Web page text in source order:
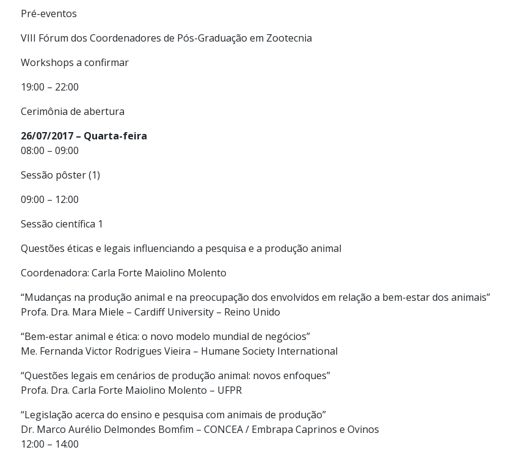
Pré-eventos
VIII Fórum dos Coordenadores de Pós-Graduação em Zootecnia
Workshops a confirmar
19:00 – 22:00
Cerimônia de abertura
26/07/2017 – Quarta-feira
08:00 – 09:00
Sessão pôster (1)
09:00 – 12:00
Sessão científica 1
Questões éticas e legais influenciando a pesquisa e a produção animal
Coordenadora: Carla Forte Maiolino Molento
“Mudanças na produção animal e na preocupação dos envolvidos em relação a bem-estar dos animais”
Profa. Dra. Mara Miele – Cardiff University – Reino Unido
“Bem-estar animal e ética: o novo modelo mundial de negócios”
Me. Fernanda Victor Rodrigues Vieira – Humane Society International
“Questões legais em cenários de produção animal: novos enfoques”
Profa. Dra. Carla Forte Maiolino Molento – UFPR
“Legislação acerca do ensino e pesquisa com animais de produção”
Dr. Marco Aurélio Delmondes Bomfim – CONCEA / Embrapa Caprinos e Ovinos
12:00 – 14:00